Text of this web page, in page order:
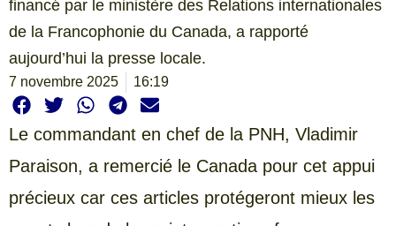
financé par le ministère des Relations internationales
de la Francophonie du Canada, a rapporté
aujourd’hui la presse locale.
7 novembre 2025 16:19
Le commandant en chef de la PNH, Vladimir
Paraison, a remercié le Canada pour cet appui
précieux car ces articles protégeront mieux les